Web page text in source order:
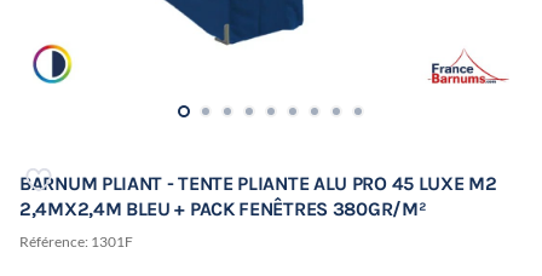
BARNUM PLIANT - TENTE PLIANTE ALU PRO 45 LUXE M2
2,4MX2,4M BLEU + PACK FENÊTRES 380GR/M²
Référence: 1301F